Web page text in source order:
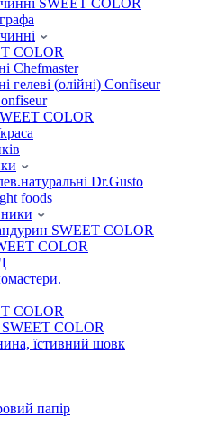
COLOR
Chefmaster
гелеві (олійні) Confiseur
COLOR
Dr.Gusto
foods
SWEET COLOR
COLOR
COLOR
SWEET COLOR
їстивний шовк
папір